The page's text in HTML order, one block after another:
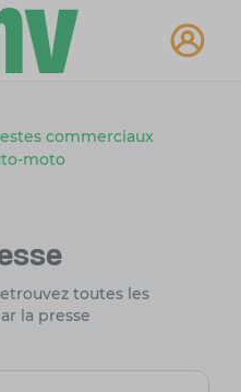
commerciaux
moto
toutes les
la presse